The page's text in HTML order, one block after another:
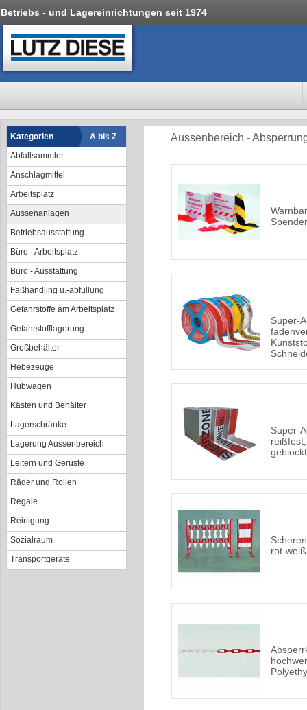
Betriebs - und Lagereinrichtungen seit 1974
Kategorien
A bis Z
Abfallsammler
Anschlagmittel
Arbeitsplatz
Aussenanlagen
Betriebsausstattung
Büro - Arbeitsplatz
Büro - Ausstattung
Faßhandling u.-abfüllung
Gefahrstoffe am Arbeitsplatz
Gefahrstofflagerung
Großbehälter
Hebezeuge
Hubwagen
Kästen und Behälter
Lagerschränke
Lagerung Aussenbereich
Leitern und Gerüste
Räder und Rollen
Regale
Reinigung
Sozialraum
Transportgeräte
Aussenbereich -
Super-
Super-
geblockt
rot-weiß